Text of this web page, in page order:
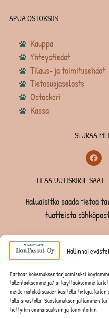
Hallinnoi
Parhaan kokemuksen tarjoamiseksi
tallentaaksemme ja/tai käyttääksemme
meille mahdollisuuden käsitellä tietoja,
tällä sivustolla. Suostumuksen jättäminen
tiettyihin ominaisuuksiin ja toimintoihin.
APUA OSTOKSIIN
Kauppa
Yhteystiedot
Tilaus- ja toimitusehdot
Tietosuojaseloste
Ostoskori
Kassa
SEURAA
TILAA UUTISKIRJE SAAT
Haluaisitko saada tietoa
tuotteista
TILAA UUTISKIRJE -SAAT -10%